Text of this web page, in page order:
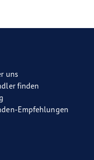
uns
finden
Empfehlungen